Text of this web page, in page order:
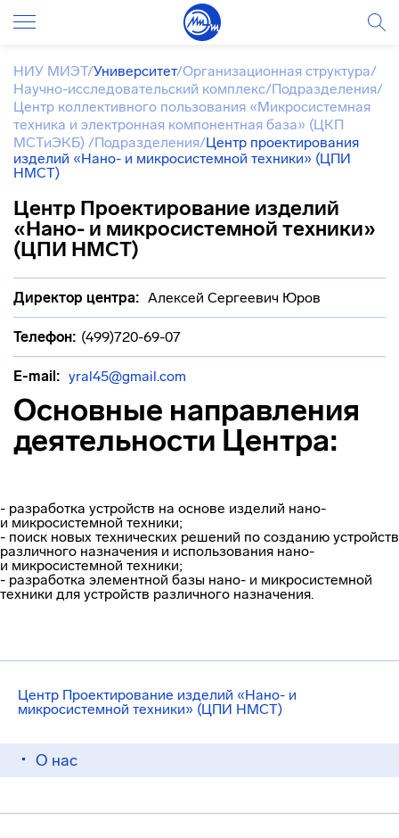
Центр Проектирование изделий «Нано- и
микросистемной техники» (ЦПИ НМСТ)
О нас
НИУ МИЭТ/Университет/Организационная структура/
Научно-исследовательский комплекс/Подразделения/
Центр коллективного пользования «Микросистемная
техника и электронная компонентная база» (ЦКП
МСТиЭКБ) /Подразделения/Центр проектирования
изделий «Нано- и микросистемной техники» (ЦПИ
НМСТ)
Центр Проектирование изделий
«Нано- и микросистемной техники»
(ЦПИ НМСТ)
Директор центра: Алексей Сергеевич Юров
Телефон: (499)720-69-07
E-mail: yral45@gmail.com
Основные направления
деятельности Центра:
- разработка устройств на основе изделий нано-
и микросистемной техники;
- поиск новых технических решений по созданию устройств
различного назначения и использования нано-
и микросистемной техники;
- разработка элементной базы нано- и микросистемной
техники для устройств различного назначения.